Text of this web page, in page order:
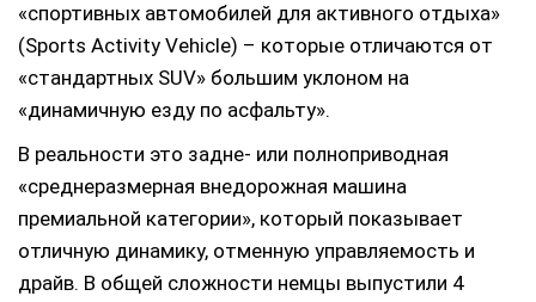
«спортивных автомобилей для активного отдыха»
(Sports Activity Vehicle) – которые отличаются от
«стандартных SUV» большим уклоном на
«динамичную езду по асфальту».
В реальности это задне- или полноприводная
«среднеразмерная внедорожная машина
премиальной категории», который показывает
отличную динамику, отменную управляемость и
драйв. В общей сложности немцы выпустили 4